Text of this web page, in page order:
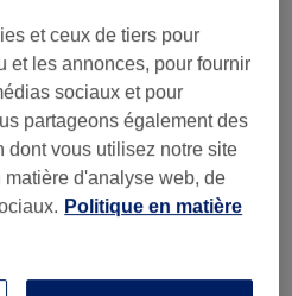
à partir de 51 €
(4) à partir de 7 €
à partir de 50 €
28 €
32 €
et ceux de tiers pour
et les annonces, pour fournir
sociaux et pour
partageons également des
dont vous utilisez notre site
d'analyse web, de
Politique en matière